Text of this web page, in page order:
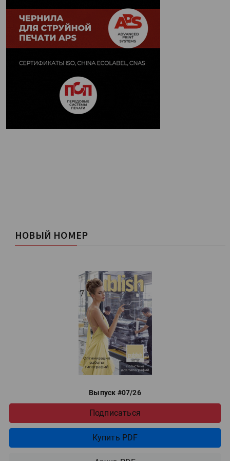
НОВЫЙ НОМЕР
Выпуск #07/26
Подписаться
Купить PDF